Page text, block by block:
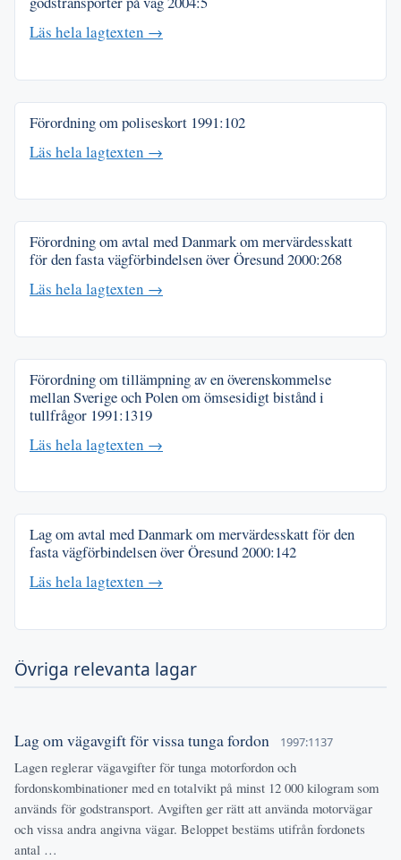
Läs hela lagtexten →
Förordning om poliseskort 1991:102
Läs hela lagtexten →
Förordning om avtal med Danmark om mervärdesskatt
för den fasta vägförbindelsen över Öresund2000:268
Läs hela lagtexten →
Förordning om tillämpning av en överenskommelse
mellan Sverige och Polen om ömsesidigt bistånd i
tullfrågor 1991:1319
Läs hela lagtexten →
Lag om avtal med Danmark om mervärdesskatt för den
fasta vägförbindelsen över Öresund2000:142
Läs hela lagtexten →
Övriga relevanta lagar
Lag om vägavgift för vissa tunga fordon 1997:1137
Lagen reglerar vägavgifter för tunga motorfordon och
fordonskombinationer med en totalvikt på minst 12 000 kilogram som
används för godstransport. Avgiften ger rätt att använda motorvägar
och vissa andra angivna vägar. Beloppet bestäms utifrån fordonets
antal …